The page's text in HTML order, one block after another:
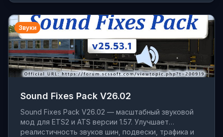
Звуки
Sound Fixes Pack V26.02
Sound Fixes Pack V26.02 — масштабный звуковой
мод для ETS2 и ATS версии 1.57. Улучшает
реалистичность звуков шин, подвески, трафика и